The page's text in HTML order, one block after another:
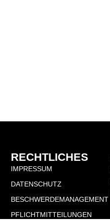
RECHTLICHES
IMPRESSUM
DATENSCHUTZ
BESCHWERDEMANAGEMENT
PFLICHTMITTEILUNGEN